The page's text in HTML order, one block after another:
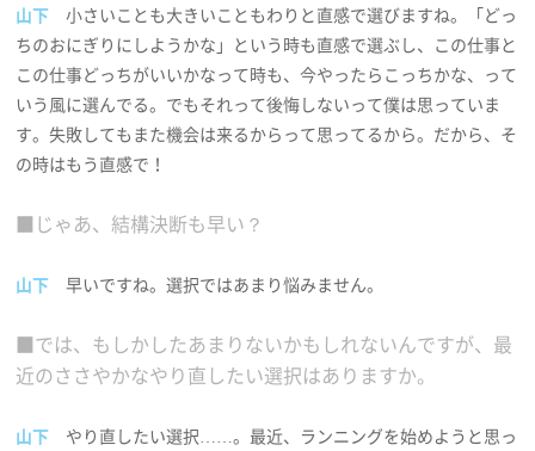
山下 小さいことも大きいこともわりと直感で選びますね。「どっ
ちのおにぎりにしようかな」という時も直感で選ぶし、この仕事と
この仕事どっちがいいかなって時も、今やったらこっちかな、って
いう風に選んでる。でもそれって後悔しないって僕は思っていま
す。失敗してもまた機会は来るからって思ってるから。だから、そ
の時はもう直感で！
■じゃあ、結構決断も早い？
山下 早いですね。選択ではあまり悩みません。
■では、もしかしたあまりないかもしれないんですが、最
近のささやかなやり直したい選択はありますか。
山下 やり直したい選択……。最近、ランニングを始めようと思っ